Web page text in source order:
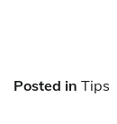
Posted in Tips